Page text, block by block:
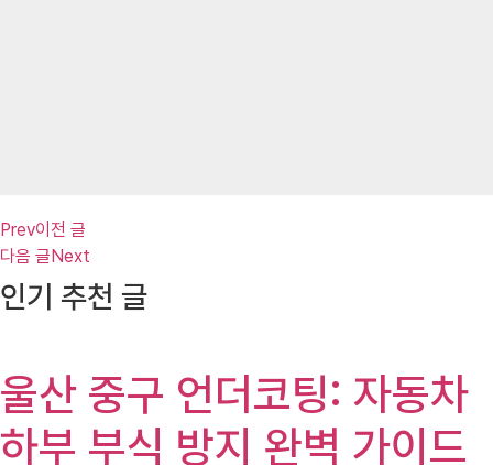
Prev이전 글
다음 글Next
인기 추천 글
울산 중구 언더코팅: 자동차
하부 부식 방지 완벽 가이드